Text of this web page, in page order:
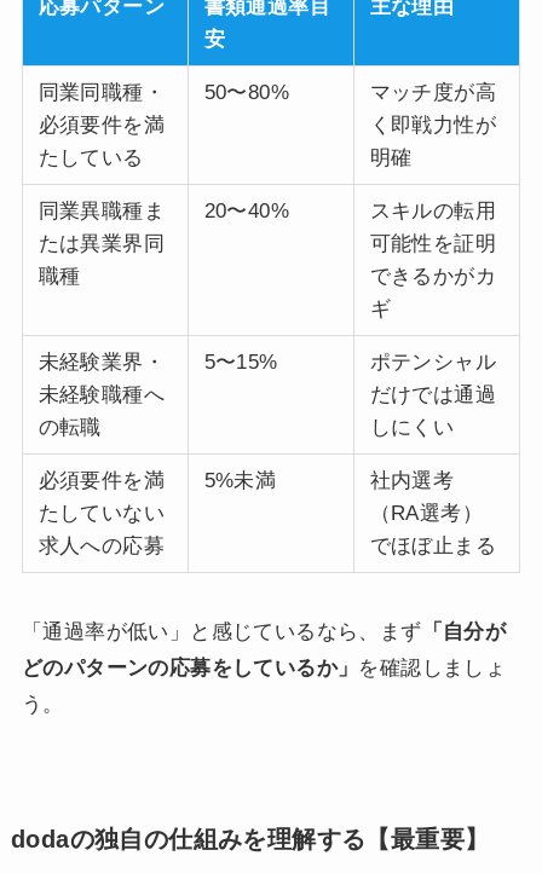
応募パターン
書類通過率目
安
主な理由
同業同職種・
必須要件を満
たしている
50〜80%
マッチ度が高
く即戦力性が
明確
同業異職種ま
たは異業界同
職種
20〜40%
スキルの転用
可能性を証明
できるかがカ
ギ
未経験業界・
未経験職種へ
の転職
5〜15%
ポテンシャル
だけでは通過
しにくい
必須要件を満
たしていない
求人への応募
5%未満
社内選考
（RA選考）
でほぼ止まる
「通過率が低い」と感じているなら、まず 「自分が
どのパターンの応募をしているか」 を確認しましょ
う。
dodaの独自の仕組みを理解する【最重要】